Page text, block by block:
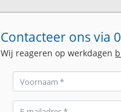
Contacteer ons via
Wij reageren op werkdagen